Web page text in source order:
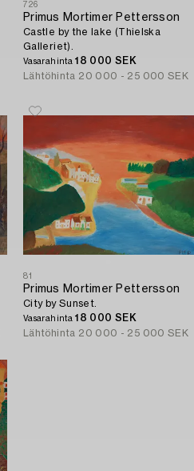
726
Primus Mortimer Pettersson
Castle by the lake (Thielska
Galleriet).
Vasarahinta18 000 SEK
Lähtöhinta 20 000 - 25 000 SEK
81
Primus Mortimer Pettersson
City by Sunset.
Vasarahinta18 000 SEK
Lähtöhinta 20 000 - 25 000 SEK